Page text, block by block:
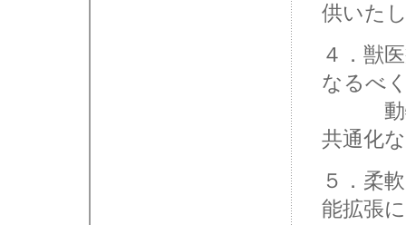
供いた
４．獣
なるべ
動物
共通化
５．柔
能拡張